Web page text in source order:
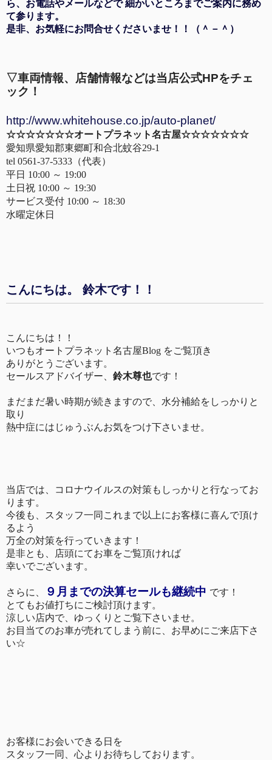
ら、お電話やメールなどで 細かいところまでご案内に務め
て参ります。
是非、お気軽にお問合せくださいませ！！（＾－＾）
▽車両情報、店舗情報などは当店公式HPをチェ
ック！
http://www.whitehouse.co.jp/auto-planet/
☆☆☆☆☆☆☆オートプラネット名古屋☆☆☆☆☆☆☆
愛知県愛知郡東郷町和合北蚊谷29-1
tel 0561-37-5333（代表）
平日 10:00 ～ 19:00
土日祝 10:00 ～ 19:30
サービス受付 10:00 ～ 18:30
水曜定休日
こんにちは。 鈴木です！！
こんにちは！！
いつもオートプラネット名古屋Blog をご覧頂き
ありがとうございます。
セールスアドバイザー、 鈴木尊也です！
まだまだ暑い時期が続きますので、水分補給をしっかりと
取り
熱中症にはじゅうぶんお気をつけ下さいませ。
当店では、コロナウイルスの対策もしっかりと行なってお
ります。
今後も、スタッフ一同これまで以上にお客様に喜んで頂け
るよう
万全の対策を行っていきます！
是非とも、店頭にてお車をご覧頂ければ
幸いでございます。
さらに、 ９月までの決算セールも継続中 です！
とてもお値打ちにご検討頂けます。
涼しい店内で、ゆっくりとご覧下さいませ。
お目当てのお車が売れてしまう前に、お早めにご来店下さ
い☆
お客様にお会いできる日を
スタッフ一同、心よりお待ちしております。